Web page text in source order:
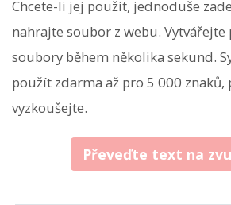
Chcete-li jej použít, jednoduše
nahrajte soubor z webu. Vytvářejte
soubory během několika sekund.
použít zdarma až pro 5 000
vyzkoušejte.
Převeďte text na